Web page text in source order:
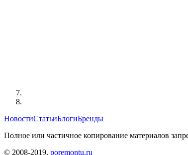
НовостиСтатьиБлогиБренды
Полное или частичное копирование материалов
© 2008-2019, poremontu.ru